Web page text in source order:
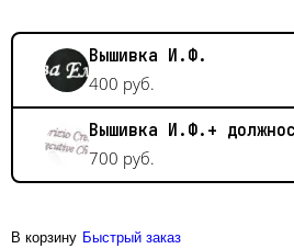
Вышивка И.Ф.
400 руб.
Вышивка И.Ф.+
700 руб.
В корзину Быстрый заказ